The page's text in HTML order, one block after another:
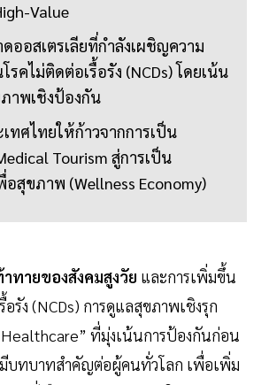
Value
ดออสเตรเลียที่กำลังเผชิญความ
รคไม่ติดต่อเรื้อรัง (NCDs) โดยเน้น
าพเชิงป้องกัน
ทศไทยให้ก้าวจากการเป็น
Tourism สู่การเป็น
อสุขภาพ (Wellness Economy)
ทายของสังคมสูงวัย และการเพิ่มขึ้น
อรัง (NCDs) การดูแลสุขภาพเชิงรุก
ที่มุ่งเน้นการป้องกันก่อน
มีบทบาทสำคัญต่อผู้คนทั่วโลก เพื่อเพิ่ม